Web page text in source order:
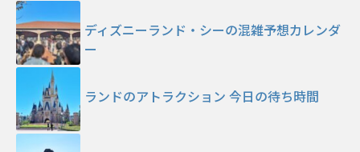
ディズニーランド・シーの混雑予想カレンダ
ー
ランドのアトラクション 今日の待ち時間